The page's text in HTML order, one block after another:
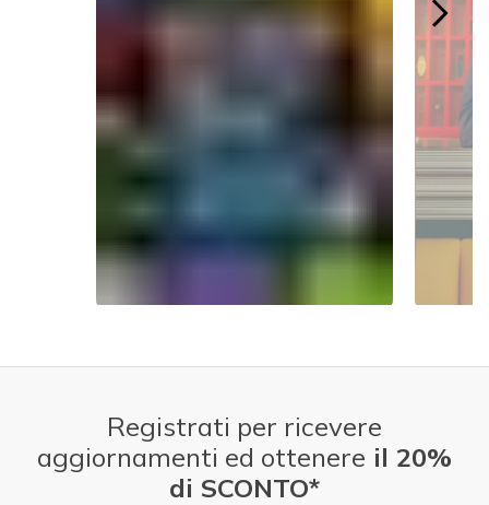
Registrati per ricevere
aggiornamenti ed ottenere il 20%
di SCONTO*